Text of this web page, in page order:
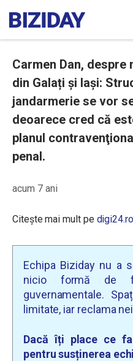
Carmen Dan,
din Galați și Iași:
jandarmerie se vor
deoarece cred că
planul
penal.
acum 7 ani
Citește mai mult pe digi24.ro
Echipa Biziday nu a
nicio formă de
guvernamentale.
limitate, iar reclama
Dacă îți place ce
pentru susținerea